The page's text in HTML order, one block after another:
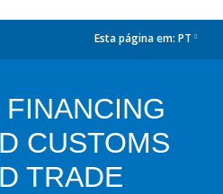
Esta página em: PT
CUSTOMS
TRADE